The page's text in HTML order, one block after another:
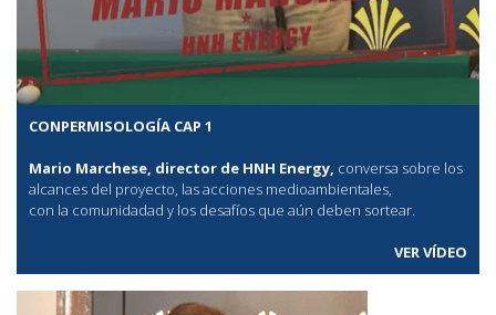
CONPERMISOLOGÍA CAP 1
Mario Marchese, director de HNH Energy, conversa sobre los
alcances del proyecto, las acciones medioambientales,
con la comunidadad y los desafíos que aún deben sortear.
VER VÍDEO